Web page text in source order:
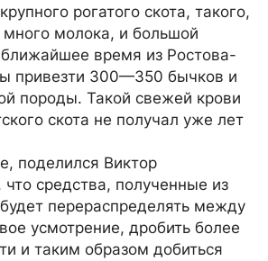
рогатого скота, такого,
много молока, и большой
время из Ростова-
привезти 300—350 бычков и
породы. Такой свежей крови
скота не получал уже лет
поделился Виктор
что средства, полученные из
перераспределять между
усмотрение, дробить более
и таким образом добиться